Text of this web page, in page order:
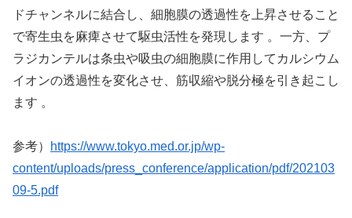
ドチャンネルに結合し、細胞膜の透過性を上昇させること
で寄生虫を麻痺させて駆虫活性を発現します 。一方、プ
ラジカンテルは条虫や吸虫の細胞膜に作用してカルシウム
イオンの透過性を変化させ、筋収縮や脱分極を引き起こし
ます 。
参考）
https://www.tokyo.med.or.jp/wp-
content/uploads/press_conference/application/pdf/202103
09-5.pdf